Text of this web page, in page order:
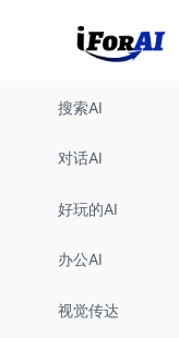
搜索AI
对话AI
好玩的AI
办公AI
视觉传达